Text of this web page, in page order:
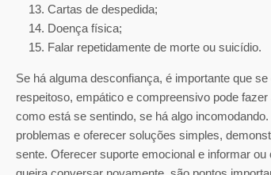
Cartas de despedida;
Doença física;
Falar repetidamente de morte ou suicídio.
Se há alguma desconfiança, é importante que
respeitoso, empático e compreensivo pode
como está se sentindo, se há algo
problemas e oferecer soluções simples,
sente. Oferecer suporte emocional e informar